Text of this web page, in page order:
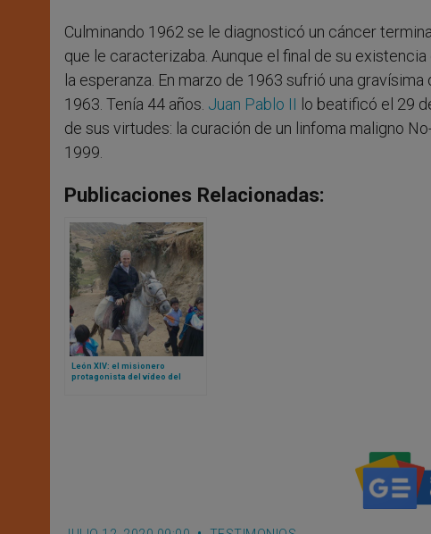
Culminando 1962 se le diagnosticó un cáncer
que le caracterizaba. Aunque el final de su
la esperanza. En marzo de 1963 sufrió una
1963. Tenía 44 años. Juan Pablo II lo beatificó el 29
de sus virtudes: la curación de un linfoma maligno
1999.
Publicaciones Relacionadas:
León XIV: el misionero
protagonista del vídeo del